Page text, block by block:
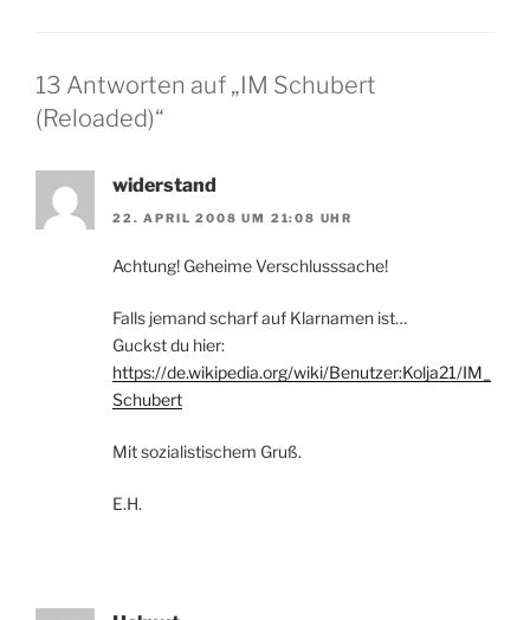
13 Antworten auf „IM Schubert
(Reloaded)“
widerstand
22. APRIL 2008 UM 21:08 UHR
Achtung! Geheime Verschlusssache!
Falls jemand scharf auf Klarnamen ist…
Guckst du hier:
https://de.wikipedia.org/wiki/Benutzer:Kolja21/IM_
Schubert
Mit sozialistischem Gruß.
E.H.